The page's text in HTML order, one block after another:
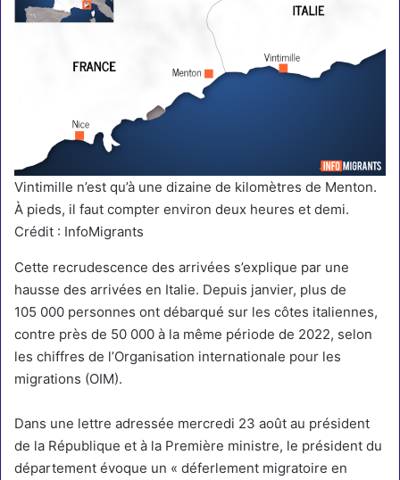
Vintimille n’est qu’à une dizaine de kilomètres de Menton.
À pieds, il faut compter environ deux heures et demi.
Crédit : InfoMigrants
Cette recrudescence des arrivées s’explique par une
hausse des arrivées en Italie. Depuis janvier, plus de
105 000 personnes ont débarqué sur les côtes italiennes,
contre près de 50 000 à la même période de 2022, selon
les chiffres de l’Organisation internationale pour les
migrations (OIM).
Dans une lettre adressée mercredi 23 août au président
de la République et à la Première ministre, le président du
département évoque un « déferlement migratoire en